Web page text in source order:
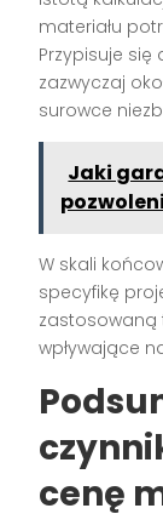
materiału
Przypisuje
zazwyczaj
surowce
Jaki
W skali
specyfikę
zastosowaną
wpływające
cenę